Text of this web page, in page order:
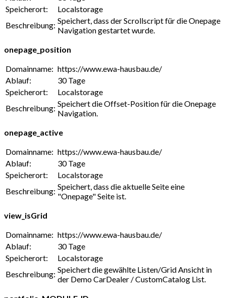
Speicherort:
Localstorage
Beschreibung: Speichert, dass der Scrollscript für die Onepage
Navigation gestartet wurde.
onepage_position
Domainname: https://www.ewa-hausbau.de/
Ablauf:
30 Tage
Speicherort:
Localstorage
Beschreibung: Speichert die Offset-Position für die Onepage
Navigation.
onepage_active
Domainname: https://www.ewa-hausbau.de/
Ablauf:
30 Tage
Speicherort:
Localstorage
Beschreibung: Speichert, dass die aktuelle Seite eine
"Onepage" Seite ist.
view_isGrid
Domainname: https://www.ewa-hausbau.de/
Ablauf:
30 Tage
Speicherort:
Localstorage
Beschreibung: Speichert die gewählte Listen/Grid Ansicht in
der Demo CarDealer / CustomCatalog List.